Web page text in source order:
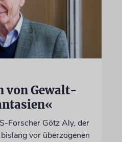
von Gewalt-
Forscher Götz Aly, der
vor überzogenen